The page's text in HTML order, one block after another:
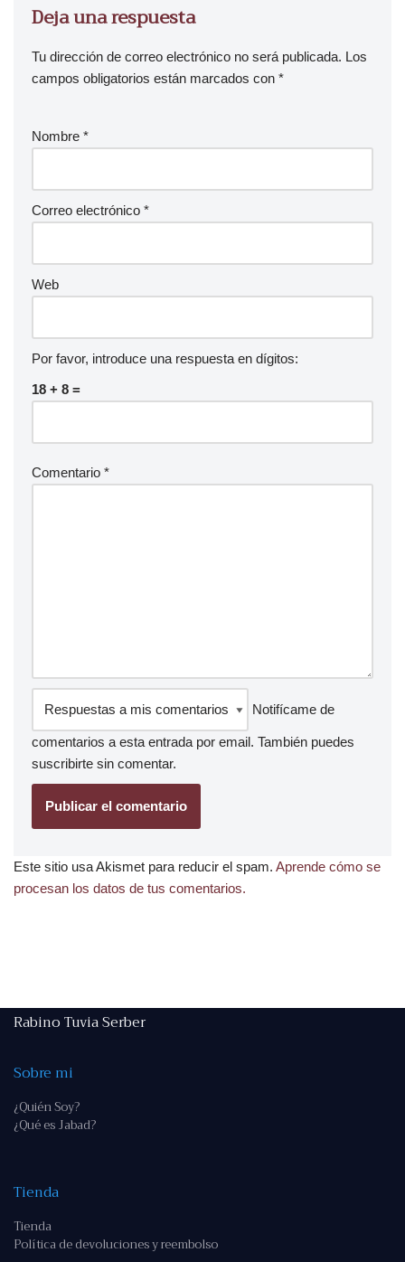
Deja una respuesta
Tu dirección de correo electrónico no será publicada. Los
campos obligatorios están marcados con *
Nombre *
Correo electrónico *
Web
Por favor, introduce una respuesta en dígitos:
18 + 8 =
Comentario *
Notifícame de
comentarios a esta entrada por email. También puedes
suscribirte sin comentar.
Este sitio usa Akismet para reducir el spam. Aprende cómo se
procesan los datos de tus comentarios.
Rabino Tuvia Serber
Sobre mi
¿Quién Soy?
¿Qué es Jabad?
Tienda
Tienda
Política de devoluciones y reembolso